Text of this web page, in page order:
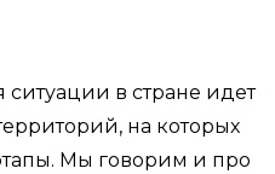
в стране идет
на которых
Мы говорим и про